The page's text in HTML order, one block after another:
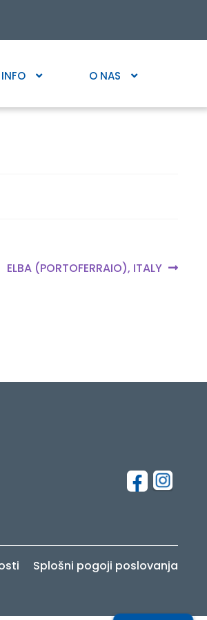
INFO O NAS
Next
ELBA (PORTOFERRAIO), ITALY
Splošni pogoji poslovanja